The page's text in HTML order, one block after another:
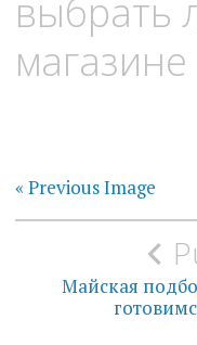
выбрать
магазине
« Previous Image
записям
Майская